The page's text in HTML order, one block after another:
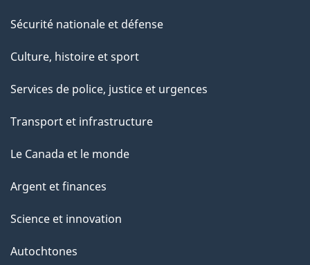
Sécurité nationale et défense
Culture, histoire et sport
Services de police, justice et urgences
Transport et infrastructure
Le Canada et le monde
Argent et finances
Science et innovation
Autochtones